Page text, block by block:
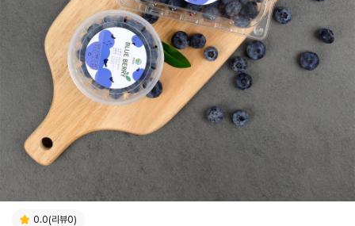
0.0(리뷰0)